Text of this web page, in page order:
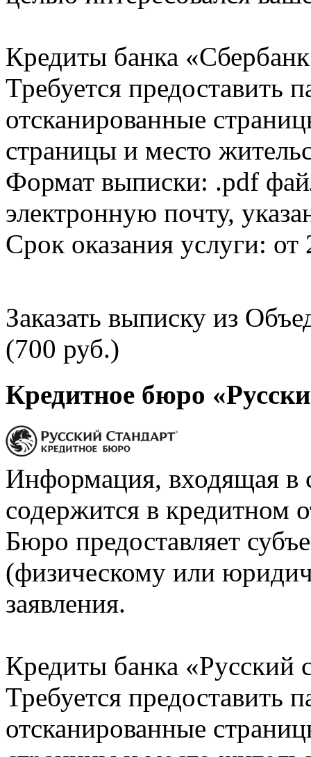
Кредиты банка
Требуется предоставить
отсканированные
страницы и место
Формат выписки: .pdf
электронную почту,
Срок оказания услуги: от
Заказать выписку из
(700 руб.)
Кредитное бюро
Информация, входящая в
содержится в кредитном
Бюро предоставляет
(физическому или
заявления.
Кредиты банка «Русский
Требуется предоставить
отсканированные